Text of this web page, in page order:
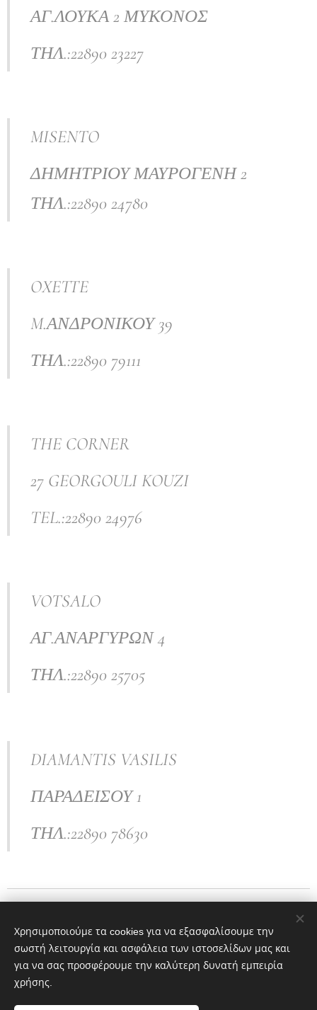
ΑΓ.ΛΟΥΚΑ 2 ΜΥΚΟΝΟΣ
ΤΗΛ.:22890 23227
MISENTO
ΔΗΜΗΤΡΙΟΥ ΜΑΥΡΟΓΕΝΗ 2
ΤΗΛ.:22890 24780
OXETTE
M.ΑΝΔΡΟΝΙΚΟΥ 39
ΤΗΛ.:22890 79111
THE CORNER
27 GEORGOULI KOUZI
TEL.:22890 24976
VOTSALO
ΑΓ.ΑΝΑΡΓΥΡΩΝ 4
ΤΗΛ.:22890 25705
DIAMANTIS VASILIS
ΠΑΡΑΔΕΙΣΟΥ 1
ΤΗΛ.:22890 78630
Χρησιμοποιούμε τα cookies για να εξασφαλίσουμε την
σωστή λειτουργία και ασφάλεια των ιστοσελίδων μας και
για να σας προσφέρουμε την καλύτερη δυνατή εμπειρία
χρήσης.